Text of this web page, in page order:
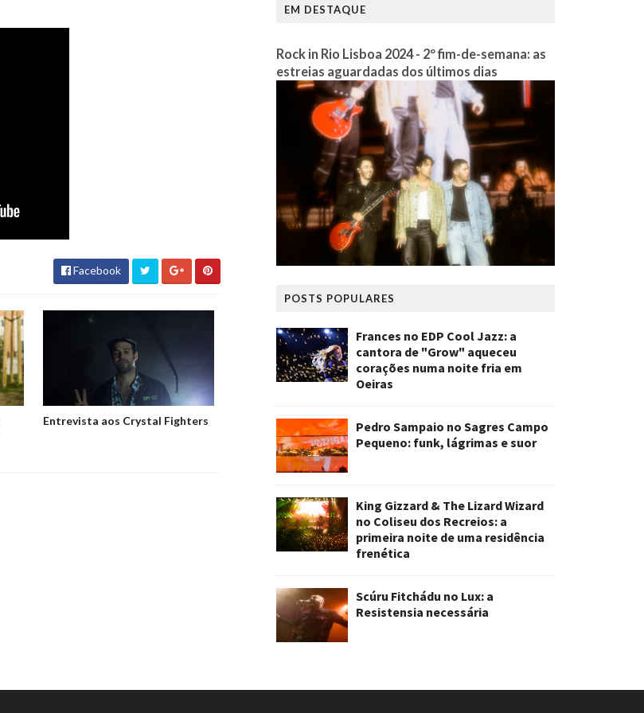
Facebook
Entrevista aos Crystal Fighters
EM DESTAQUE
Rock in Rio Lisboa 2024 - 2º fim-de-semana: as
estreias aguardadas dos últimos dias
POSTS POPULARES
Frances no EDP Cool Jazz: a
cantora de "Grow" aqueceu
corações numa noite fria em
Oeiras
Pedro Sampaio no Sagres Campo
Pequeno: funk, lágrimas e suor
King Gizzard & The Lizard Wizard
no Coliseu dos Recreios: a
primeira noite de uma residência
frenética
Scúru Fitchádu no Lux: a
Resistensia necessária